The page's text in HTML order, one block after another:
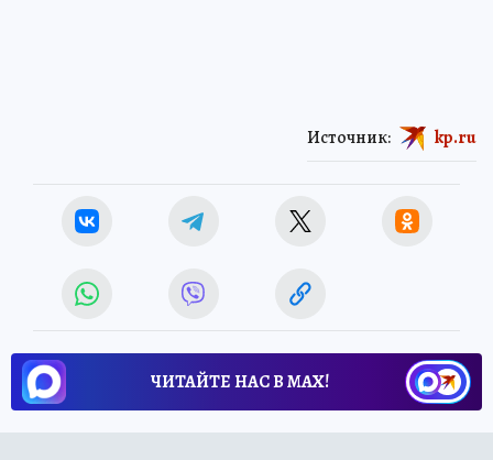
Источник: kp.ru
ЧИТАЙТЕ НАС В МАХ!